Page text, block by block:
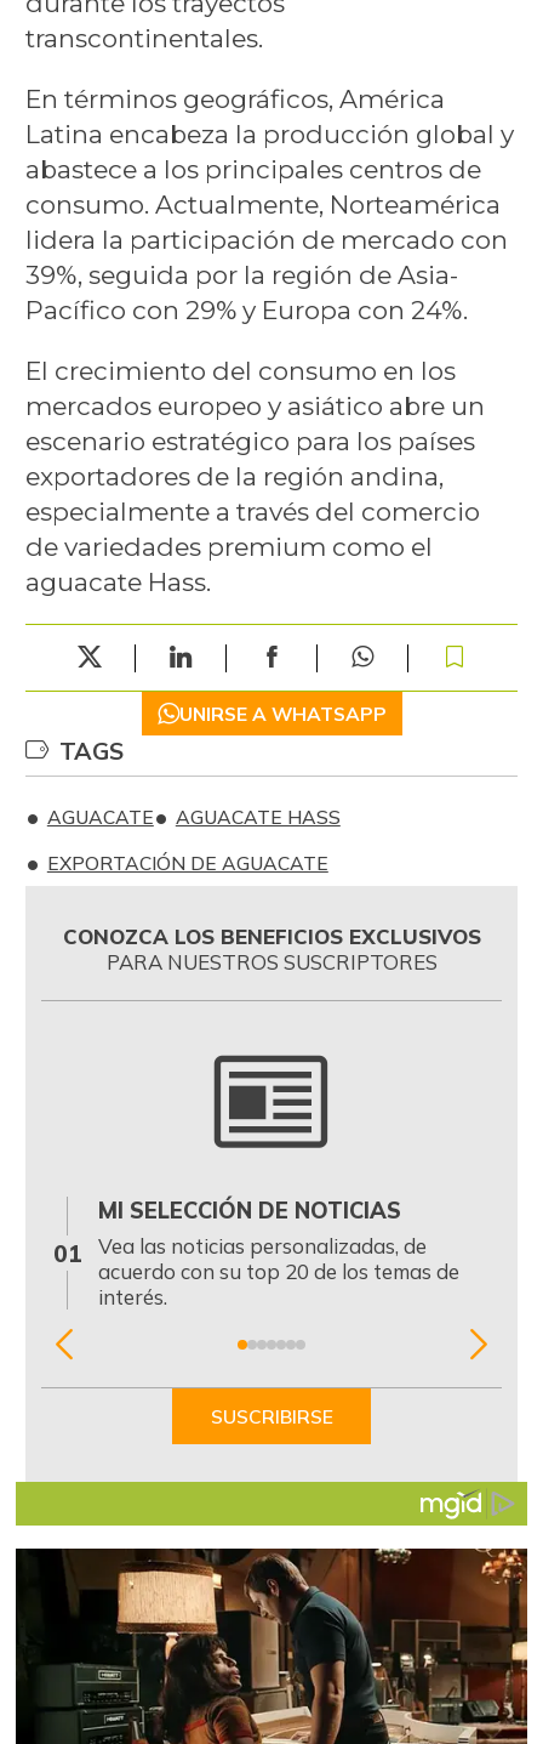
transcontinentales.
En términos geográficos, América
Latina encabeza la producción global y
abastece a los principales centros de
consumo. Actualmente, Norteamérica
lidera la participación de mercado con
39%, seguida por la región de Asia-
Pacífico con 29% y Europa con 24%.
El crecimiento del consumo en los
mercados europeo y asiático abre un
escenario estratégico para los países
exportadores de la región andina,
especialmente a través del comercio
de variedades premium como el
aguacate Hass.
UNIRSE A WHATSAPP
TAGS
AGUACATE
AGUACATE HASS
EXPORTACIÓN DE AGUACATE
CONOZCA LOS BENEFICIOS EXCLUSIVOS
PARA NUESTROS SUSCRIPTORES
01
MI SELECCIÓN DE NOTICIAS
Vea las noticias personalizadas, de
acuerdo con su top 20 de los temas de
interés.
Item
SUSCRIBIRSE